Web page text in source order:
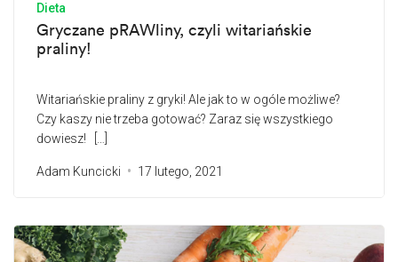
Dieta
Gryczane pRAWliny, czyli witariańskie
praliny!
Witariańskie praliny z gryki! Ale jak to w ogóle możliwe?
Czy kaszy nie trzeba gotować? Zaraz się wszystkiego
dowiesz! […]
Adam Kuncicki 17 lutego, 2021